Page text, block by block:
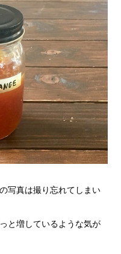
写真は撮り忘れてしまい
と増しているような気が